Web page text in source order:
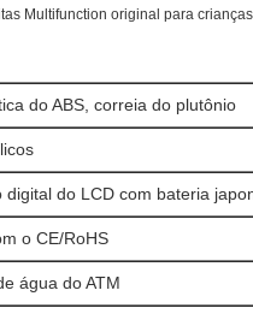
Multifunction original para
do ABS, correia do plutônio
digital do LCD com bateria
o CE/RoHS
água do ATM